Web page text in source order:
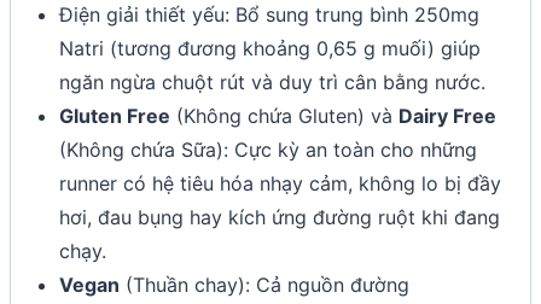
Điện giải thiết yếu: Bổ sung trung bình 250mg
Natri (tương đương khoảng 0,65 g muối) giúp
ngăn ngừa chuột rút và duy trì cân bằng nước.
Gluten Free (Không chứa Gluten) và Dairy Free
(Không chứa Sữa): Cực kỳ an toàn cho những
runner có hệ tiêu hóa nhạy cảm, không lo bị đầy
hơi, đau bụng hay kích ứng đường ruột khi đang
chạy.
Vegan (Thuần chay): Cả nguồn đường